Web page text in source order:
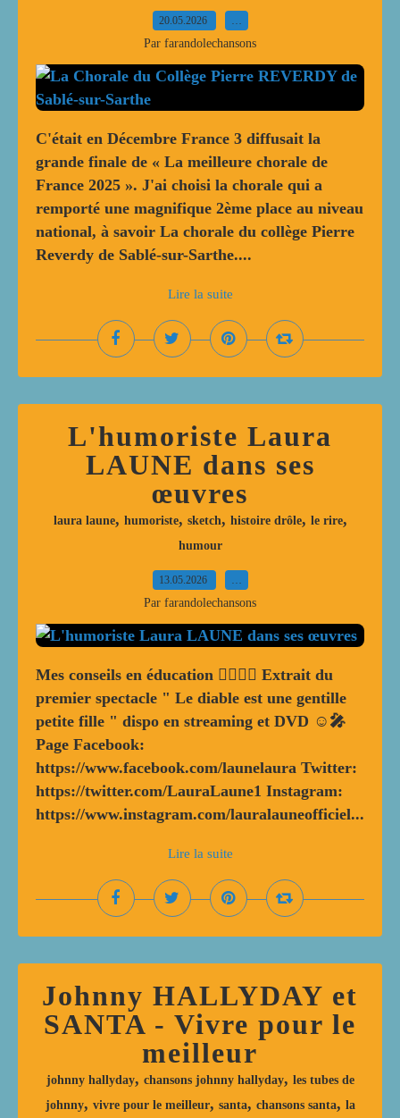
20.05.2026 …
Par farandolechansons
C'était en Décembre France 3 diffusait la
grande finale de « La meilleure chorale de
France 2025 ». J'ai choisi la chorale qui a
remporté une magnifique 2ème place au niveau
national, à savoir La chorale du collège Pierre
Reverdy de Sablé-sur-Sarthe....
Lire la suite
L'humoriste Laura
LAUNE dans ses
œuvres
laura laune, humoriste, sketch, histoire drôle, le rire,
humour
13.05.2026 …
Par farandolechansons
Mes conseils en éducation 🙆‍♀️🤷‍♀️ Extrait du
premier spectacle " Le diable est une gentille
petite fille " dispo en streaming et DVD ☺🎤
Page Facebook:
https://www.facebook.com/launelaura Twitter:
https://twitter.com/LauraLaune1 Instagram:
https://www.instagram.com/lauralauneofficiel...
Lire la suite
Johnny HALLYDAY et
SANTA - Vivre pour le
meilleur
johnny hallyday, chansons johnny hallyday, les tubes de
johnny, vivre pour le meilleur, santa, chansons santa, la